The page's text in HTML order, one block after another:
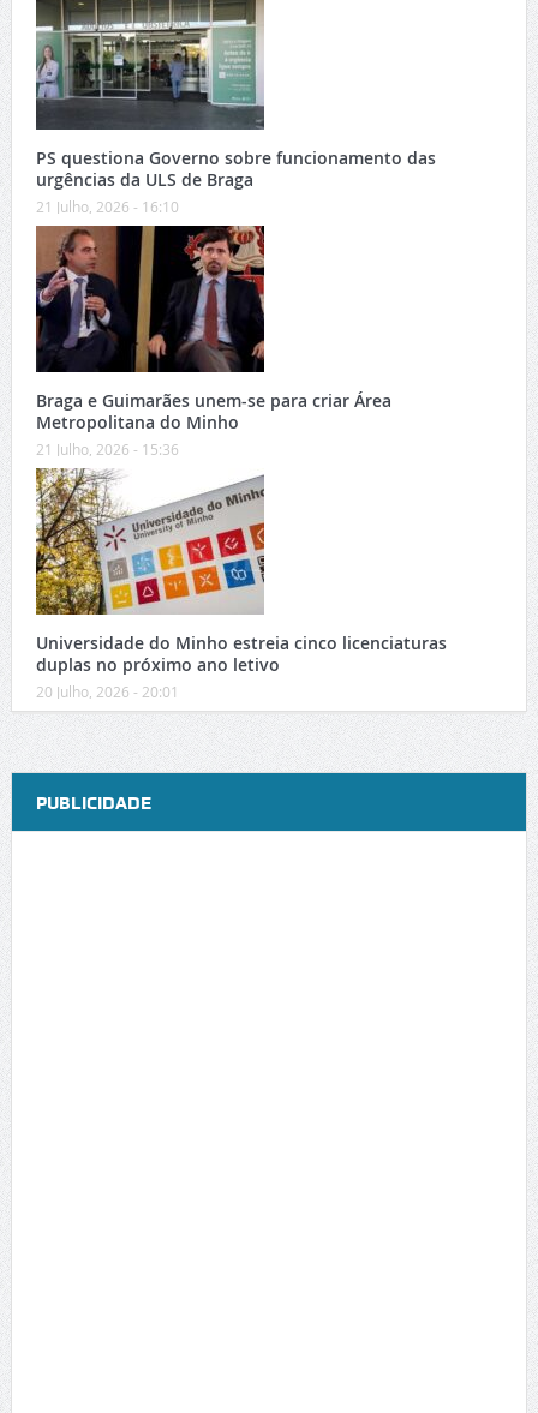
PS questiona Governo sobre funcionamento das
urgências da ULS de Braga
21 Julho, 2026 - 16:10
Braga e Guimarães unem-se para criar Área
Metropolitana do Minho
21 Julho, 2026 - 15:36
Universidade do Minho estreia cinco licenciaturas
duplas no próximo ano letivo
20 Julho, 2026 - 20:01
PUBLICIDADE